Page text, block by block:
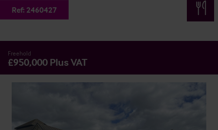
Ref: 2460427
Freehold
£950,000 Plus VAT